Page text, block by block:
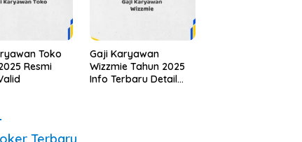
Toko
Resmi
Gaji Karyawan
Wizzmie Tahun 2025
Info Terbaru Detail